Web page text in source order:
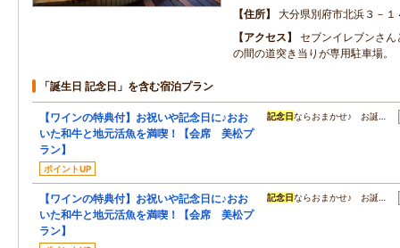
住所
大分県別府市北浜３－１
アクセス
セブンイレブンさ
の間の道突き当りが専用駐車場。
「誕生日 記念日」を含む宿泊プラン
【ワインの特典付】お祝いや記念日に♪おお
いた和牛と地元活魚を満喫！【会席 美松プ
ラン】
ポイントUP
記念日ならおまかせ♪ お誕…
【ワインの特典付】お祝いや記念日に♪おお
いた和牛と地元活魚を満喫！【会席 美松プ
ラン】
記念日ならおまかせ♪ お誕…